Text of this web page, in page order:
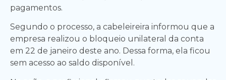
pagamentos.
Segundo o processo, a cabeleireira informou que a
empresa realizou o bloqueio unilateral da conta
em 22 de janeiro deste ano. Dessa forma, ela ficou
sem acesso ao saldo disponível.